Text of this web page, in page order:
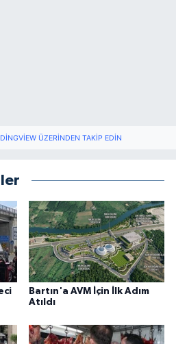
ÜZERINDEN TAKIP EDIN
Bartın'a AVM İçin İlk Adım
Atıldı